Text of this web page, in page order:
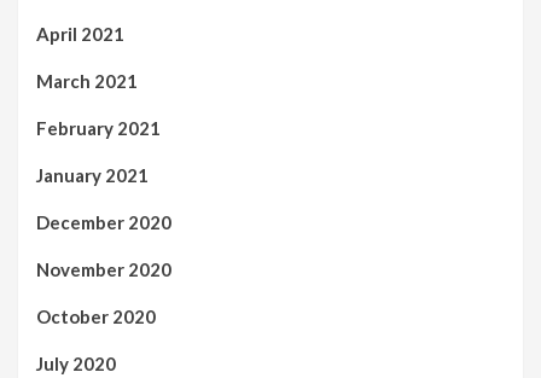
April 2021
March 2021
February 2021
January 2021
December 2020
November 2020
October 2020
July 2020